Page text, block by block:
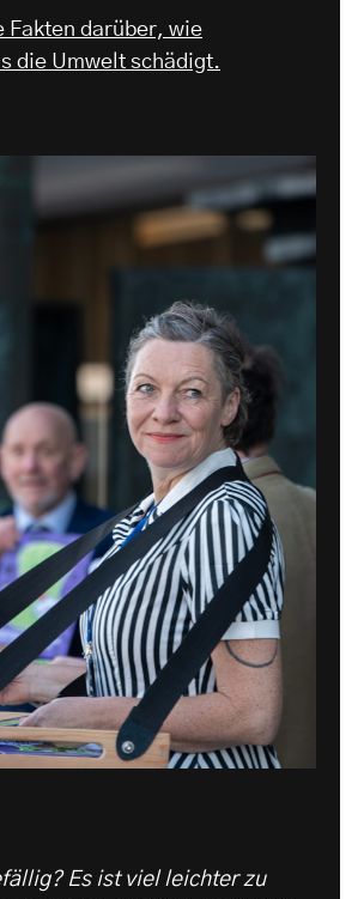
Fakten darüber, wie
die Umwelt schädigt.
Es ist viel leichter zu